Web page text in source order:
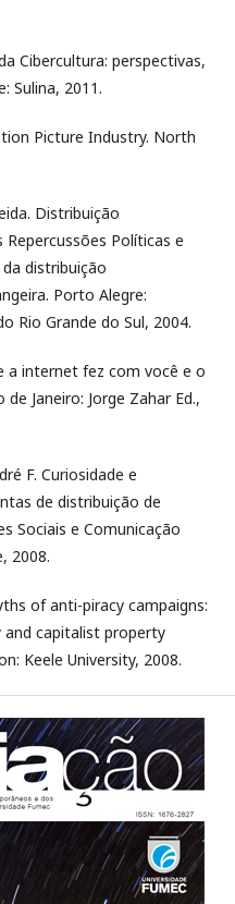
Cibercultura: perspectivas,
Sulina, 2011.
Picture Industry. North
Distribuição
Políticas e
distribuição
Porto Alegre:
Rio Grande do Sul, 2004.
a internet fez com você e o
Janeiro: Jorge Zahar Ed.,
F. Curiosidade e
de distribuição de
Sociais e Comunicação
2008.
of anti-piracy campaigns:
capitalist property
Keele University, 2008.